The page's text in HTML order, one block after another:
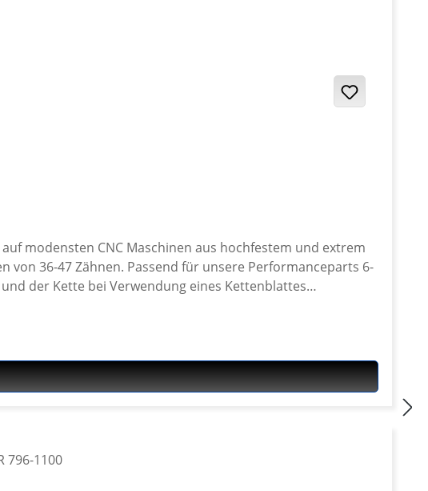
modensten CNC Maschinen aus hochfestem und extrem
von 36-47 Zähnen. Passend für unsere Performanceparts 6-
der Kette bei Verwendung eines Kettenblattes
7075 T6, eloxiert Farben: silber, schwarz. Für
Kettenrad Adapter findest Du weiter unten beim